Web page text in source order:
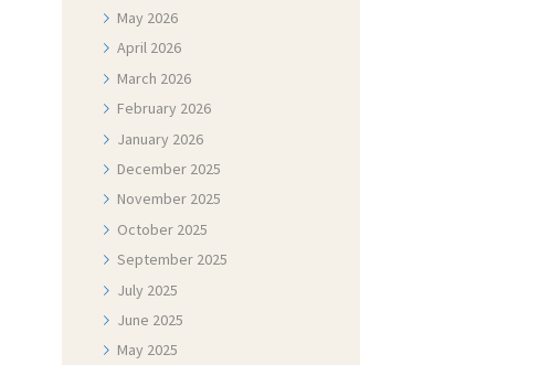
May 2026
April 2026
March 2026
February 2026
January 2026
December 2025
November 2025
October 2025
September 2025
July 2025
June 2025
May 2025